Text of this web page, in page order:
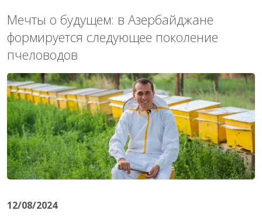
Мечты о будущем: в Азербайджане
формируется следующее поколение
пчеловодов
12/08/2024